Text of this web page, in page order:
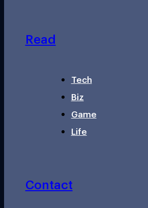
Read
Tech
Biz
Game
Life
Contact